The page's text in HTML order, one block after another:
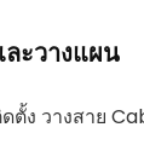
ะวางแผน
ตั้ง วางสาย